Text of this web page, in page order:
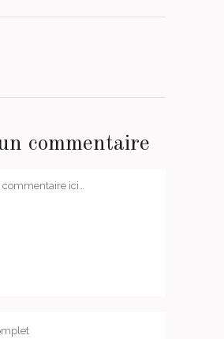
commentaire